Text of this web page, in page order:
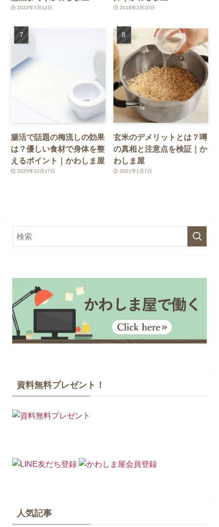
2022年7月12日 2018年2月10日
腸活で話題の梅流しの効果
は？優しい食材で身体を整
えるポイント｜かわしま屋
2025年10月17日
玄米のデメリットとは？噂
の真相と注意点を検証｜か
わしま屋
2021年1月7日
資料無料プレゼント！
人気記事